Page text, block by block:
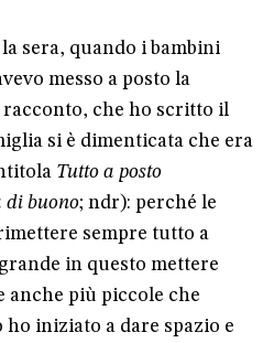
sera, quando i bambini
messo a posto la
che ho scritto il
si è dimenticata che era
Tutto a posto
di buono; ndr): perché le
sempre tutto a
grande in questo mettere
anche più piccole che
ho iniziato a dare spazio e